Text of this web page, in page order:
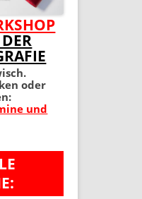
FOTO 2.
4.
oder
und